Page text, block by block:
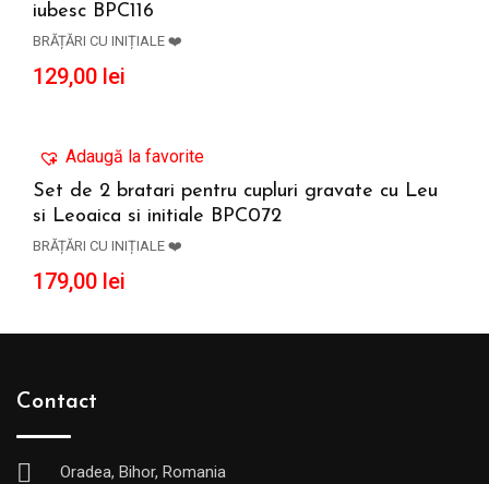
iubesc BPC116
BRĂȚĂRI CU INIȚIALE ❤️
129,00 lei
Adaugă la favorite
Set de 2 bratari pentru cupluri gravate cu Leu
si Leoaica si initiale BPC072
BRĂȚĂRI CU INIȚIALE ❤️
179,00 lei
Contact
Oradea, Bihor, Romania